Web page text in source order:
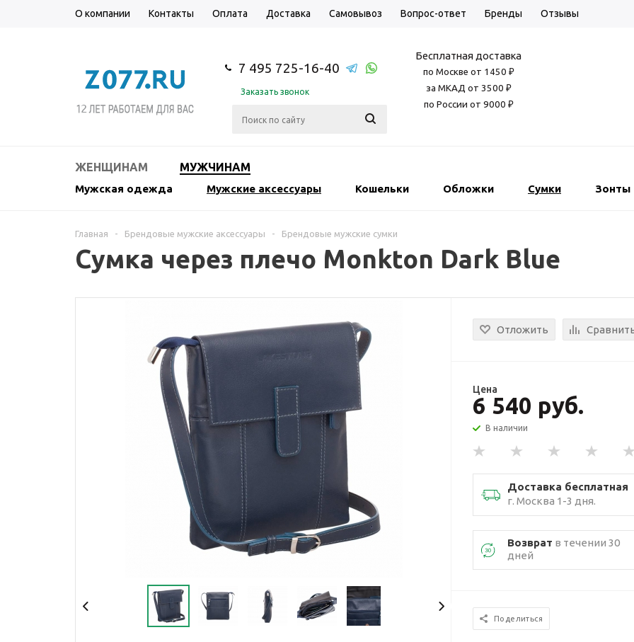
О компании Контакты Оплата Доставка Самовывоз Вопрос-ответ Бренды Отзывы
7 495 725-16-40
Заказать звонок
Бесплатная доставка
по Москве от 1450 ₽
за МКАД от 3500 ₽
по России от 9000 ₽
ЖЕНЩИНАМ МУЖЧИНАМ
Мужская одежда Мужские аксессуары Кошельки Обложки Сумки Зонты
Главная - Брендовые мужские аксессуары - Брендовые мужские сумки
Сумка через плечо Monkton Dark Blue
Отложить
Цена
6 540 руб.
В наличии
Доставка бесплатная
г. Москва 1-3 дня.
Возврат в течении 30
дней
Поделиться